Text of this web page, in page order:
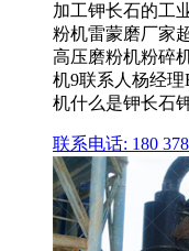
加工钾长石的工
粉机雷蒙磨厂家
高压磨粉机粉碎
机9联系人杨经理
机什么是钾长石
联系电话: 180